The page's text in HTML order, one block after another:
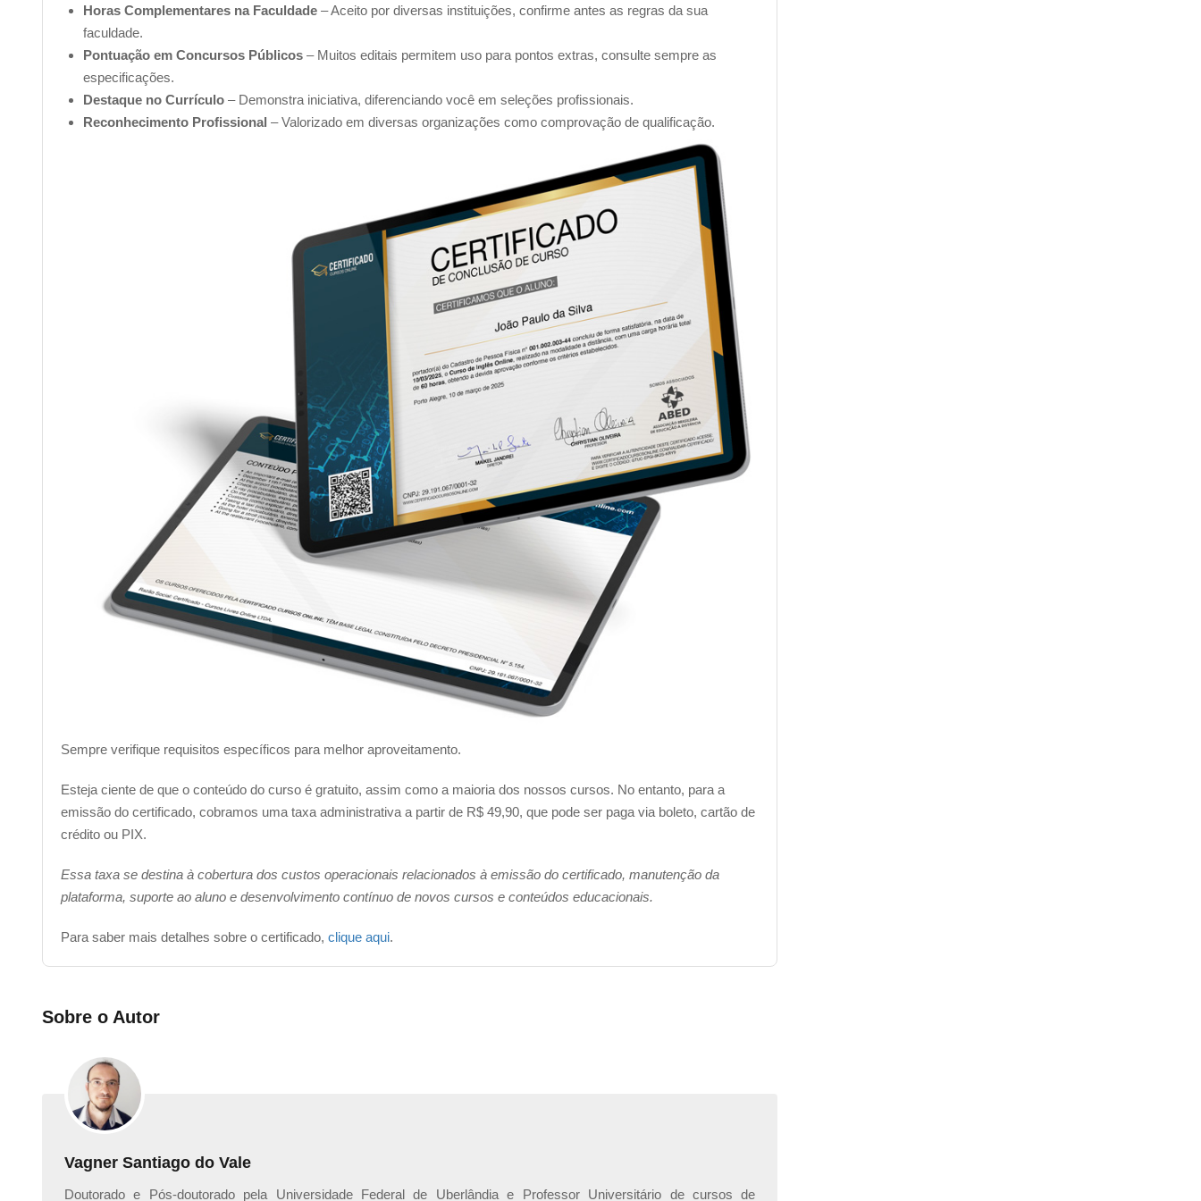
Na primeira unidade do nosso curso de Informática Básica Online, você será introduzido ao mundo da tecnologia de
Com uma abordagem didática e dividida em capítulos, essa unidade trará conceitos simples e fundamentais para o
entendimento da importância da informática no mundo moderno.
Você descobrirá os elementos que tornam a informática uma ferramenta indispensável, e como ela pode ser aplicada
em diversas áreas do conhecimento.
Não perca mais tempo e venha se preparar para o futuro com o nosso curso Online gratuito! Matricule-se agora e
comece a aprender desde os conceitos mais básicos até as funções mais avançadas da tecnologia.
1) Utilidades da informática na sua vida
2) Software X Hardware
Ao final você será capaz de avançar nocurso de informática básica – Windows 10, partindo para o aprendizado de
conhecimentos mais específicos.
Windows (Janelas)
Horas Complementares na Faculdade – Aceito por diversas instituições, confirme antes as regras da sua
faculdade.
Pontuação em Concursos Públicos – Muitos editais permitem uso para pontos extras, consulte sempre as
especificações.
Destaque no Currículo – Demonstra iniciativa, diferenciando você em seleções profissionais.
Reconhecimento Profissional – Valorizado em diversas organizações como comprovação de qualificação.
Sempre verifique requisitos específicos para melhor aproveitamento.
Esteja ciente de que o conteúdo do curso é gratuito, assim como a maioria dos nossos cursos. No entanto, para a
emissão do certificado, cobramos uma taxa administrativa a partir de R$ 49,90, que pode ser paga via boleto, cartão de
crédito ou PIX.
Essa taxa se destina à cobertura dos custos operacionais relacionados à emissão do certificado, manutenção da
plataforma, suporte ao aluno e desenvolvimento contínuo de novos cursos e conteúdos educacionais.
Para saber mais detalhes sobre o certificado, clique aqui.
Sobre o Autor
Vagner Santiago do Vale
Doutorado e Pós-doutorado pela Universidade Federal de Uberlândia e Professor Universitário de cursos de